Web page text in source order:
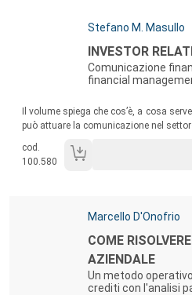
Autori:
Stefano M. Masullo
Titolo:
INVESTOR
Comunicazione
financial
Il volume spiega che cos’è, a cosa
può attuare la comunicazione nel
cod.
100.580
Autori:
Marcello D'Onofrio
Titolo:
COME
AZIENDALE
Un metodo
crediti con l'analisi